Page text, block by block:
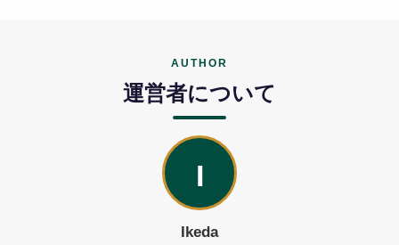
AUTHOR
運営者について
I
Ikeda